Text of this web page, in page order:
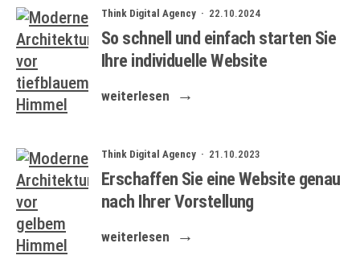
Think Digital Agency · 22.10.2024
So schnell und einfach starten Sie
Ihre individuelle Website
weiterlesen
Think Digital Agency · 21.10.2023
Erschaffen Sie eine Website genau
nach Ihrer Vorstellung
weiterlesen